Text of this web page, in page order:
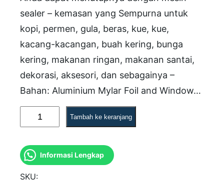
sealer – kemasan yang Sempurna untuk
kopi, permen, gula, beras, kue, kue,
kacang-kacangan, buah kering, bunga
kering, makanan ringan, makanan santai,
dekorasi, aksesori, dan sebagainya –
Bahan: Aluminium Mylar Foil and Window…
u
a
n
t
Tambah ke keranjang
Informasi Lengkap
SKU: